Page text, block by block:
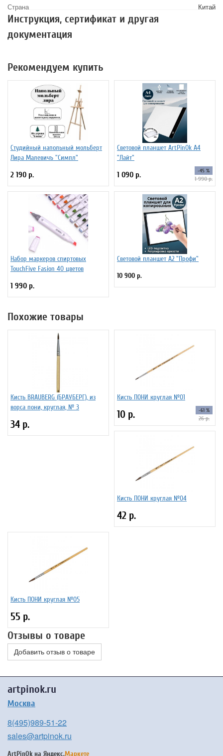
Страна
Китай
Инструкция, сертификат и другая
документация
Рекомендуем купить
Студийный напольный мольберт
Лира Малевичъ "Симпл"
2 190 р.
Световой планшет ArtPinOk А4
"Лайт"
1 090 р. -45 %
1 990 р.
Набор маркеров спиртовых
TouchFive Fasion 40 цветов
1 990 р.
Световой планшет А2 "Профи"
10 900 р.
Похожие товары
Кисть BRAUBERG (БРАУБЕРГ), из
ворса пони, круглая, № 3
34 р.
Кисть ПОНИ круглая №01
10 р. -61 %
26 р.
Кисть ПОНИ круглая №04
42 р.
Кисть ПОНИ круглая №05
55 р.
Отзывы о товаре
Добавить отзыв о товаре
artpinok.ru
Москва
8(495)989-51-22
sales@artpinok.ru
ArtPinOk на Яндекс.Маркете